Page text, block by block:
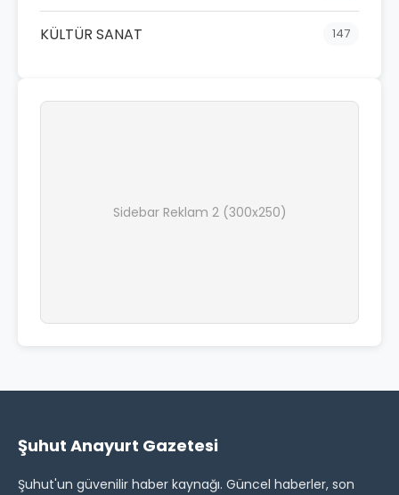
KÜLTÜR SANAT 147
Sidebar Reklam 2 (300x250)
Şuhut Anayurt Gazetesi
Şuhut'un güvenilir haber kaynağı. Güncel haberler, son